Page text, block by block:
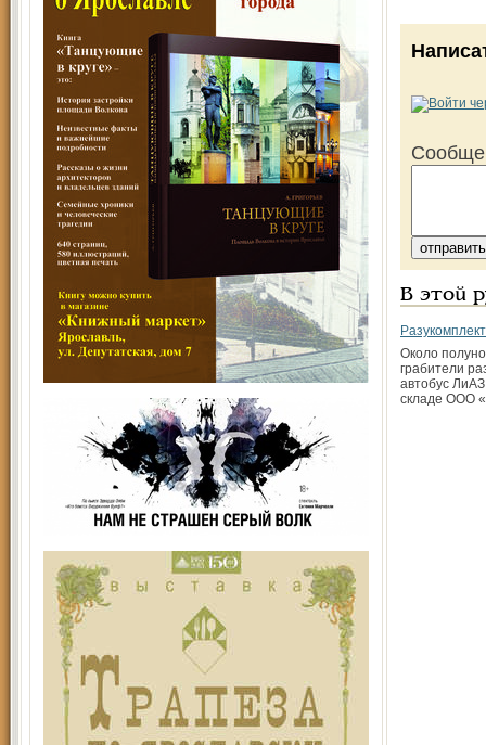
В этой
Около
грабители
автобус
складе ООО